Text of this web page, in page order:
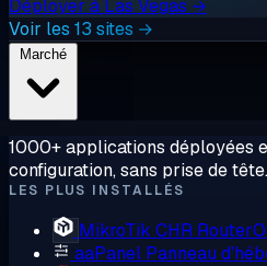
Déployer à Las Vegas →
Voir les 13 sites →
1000+ applications déployées
configuration, sans prise de tête.
LES PLUS INSTALLÉS
MikroTik CHR
aaPanel Panneau